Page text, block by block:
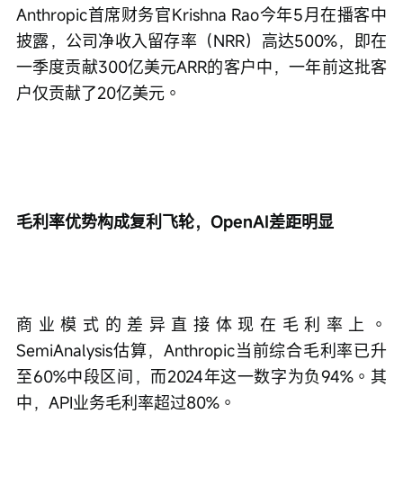
Anthropic首席财务官Krishna Rao今年5月在播客中
披露，公司净收入留存率（NRR）高达500%，即在
一季度贡献300亿美元ARR的客户中，一年前这批客
户仅贡献了20亿美元。
毛利率优势构成复利飞轮，OpenAI差距明显
商业模式的差异直接体现在毛利率上。
SemiAnalysis估算，Anthropic当前综合毛利率已升
至60%中段区间，而2024年这一数字为负94%。其
中，API业务毛利率超过80%。